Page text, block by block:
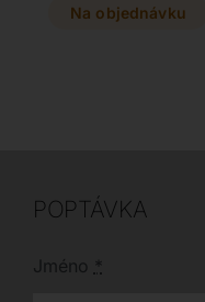
rozměrů a stylových
Na objednávku
POPTÁVKA
Jméno *